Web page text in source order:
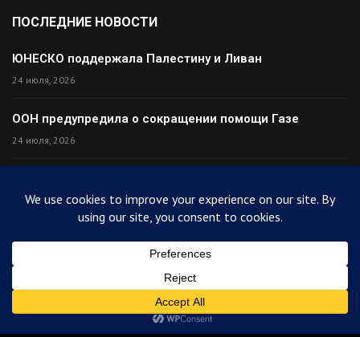
ПОСЛЕДНИЕ НОВОСТИ
ЮНЕСКО поддержала Палестину и Ливан
24 июля, 2026
ООН предупредила о сокращении помощи Газе
24 июля, 2026
24 июля, 2026
Палестина высмеяла Израиль после финала ЧМ
24 июля, 2026
© 2025ArabiToday